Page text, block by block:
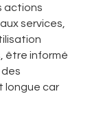
actions
services,
être informé
longue car